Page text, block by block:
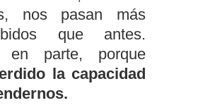
nos pasan más
que antes.
en parte, porque
la capacidad